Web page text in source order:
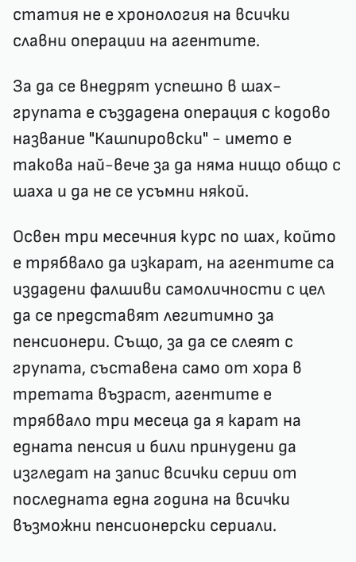
статия не е хронология на всички
славни операции на агентите.
За да се внедрят успешно в шах-
групата е създадена операция с кодово
название "Кашпировски" - името е
такова най-вече за да няма нищо общо с
шаха и да не се усъмни някой.
Освен три месечния курс по шах, който
е трябвало да изкарат, на агентите са
издадени фалшиви самоличности с цел
да се представят легитимно за
пенсионери. Също, за да се слеят с
групата, съставена само от хора в
третата възраст, агентите е
трябвало три месеца да я карат на
едната пенсия и били принудени да
изгледат на запис всички серии от
последната една година на всички
възможни пенсионерски сериали.